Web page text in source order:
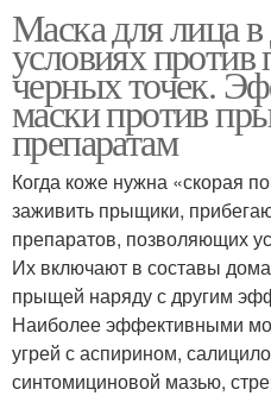
Маска для лица
условиях
черных точек.
маски против
препаратам
Когда коже нужна «скорая
заживить прыщики,
препаратов, позволяющих
Их включают в составы
прыщей наряду с другим
Наиболее эффективными
угрей с аспирином,
синтомициновой мазью,